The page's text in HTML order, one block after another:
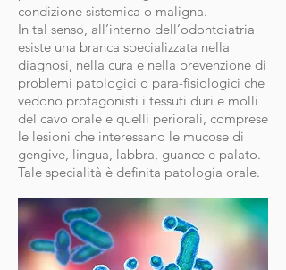
condizione sistemica o maligna.
In tal senso, all’interno dell’odontoiatria
esiste una branca specializzata nella
diagnosi, nella cura e nella prevenzione di
problemi patologici o para-fisiologici che
vedono protagonisti i tessuti duri e molli
del cavo orale e quelli periorali, comprese
le lesioni che interessano le mucose di
gengive, lingua, labbra, guance e palato.
Tale specialità è definita patologia orale.